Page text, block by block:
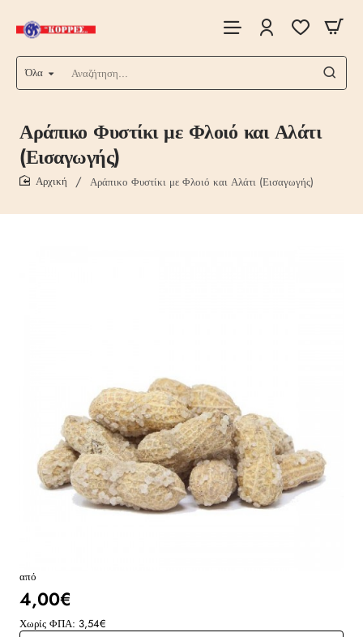
Όλα
Αναζήτηση...
Αράπικο Φυστίκι με Φλοιό και Αλάτι
(Εισαγωγής)
Αράπικο Φυστίκι με Φλοιό και Αλάτι (Εισαγωγής)
από
4,00€
Χωρίς ΦΠΑ: 3,54€